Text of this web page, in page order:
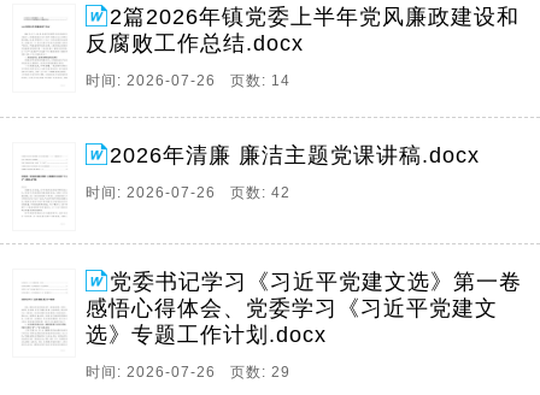
2篇2026年镇党委上半年党风廉政建设和
反腐败工作总结.docx
时间: 2026-07-26 页数: 14
2026年清廉 廉洁主题党课讲稿.docx
时间: 2026-07-26 页数: 42
党委书记学习《习近平党建文选》第一卷
感悟心得体会、党委学习《习近平党建文
选》专题工作计划.docx
时间: 2026-07-26 页数: 29